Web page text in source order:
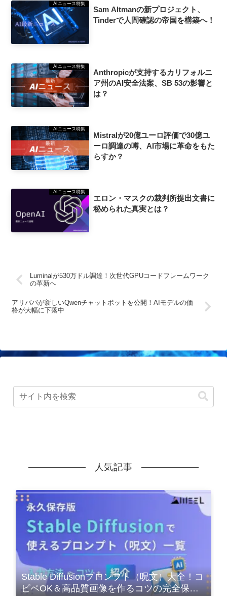
AIニュース特集
Sam Altmanの新プロジェクト、
Tinderで人間確認の帝国を構築へ！
AIニュース特集
Anthropicが支持するカリフォルニ
ア州のAI安全法案、SB 53の影響と
は？
AIニュース特集
Mistralが20億ユーロ評価で30億ユ
ーロ調達の噂、AI市場に革命をもた
らすか？
AIニュース特集
エロン・マスクの裁判所提出文書に
秘められた真実とは？
Luminalが530万ドル調達！次世代GPUコードフレームワーク
の革新へ
アリババが新しいQwenチャットボットを公開！AIモデルの価
格が大幅に下落中
人気記事
Stable Diffusionプロンプト（呪文）大全！コ
ピペOK＆高品質画像を作るコツの完全保存